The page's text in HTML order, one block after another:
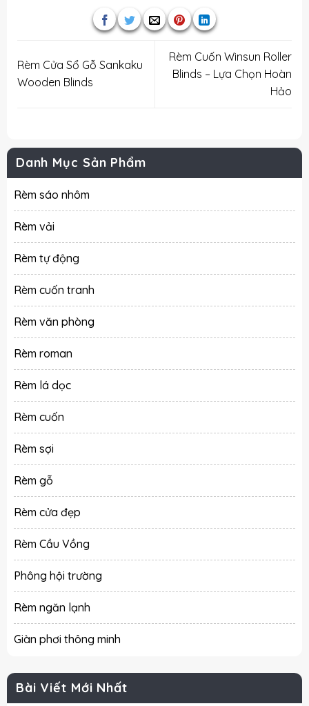
Rèm Cửa Sổ Gỗ Sankaku
Wooden Blinds
Rèm Cuốn Winsun Roller
Blinds – Lựa Chọn Hoàn
Hảo
Danh Mục Sản Phẩm
Rèm sáo nhôm
Rèm vải
Rèm tự động
Rèm cuốn tranh
Rèm văn phòng
Rèm roman
Rèm lá dọc
Rèm cuốn
Rèm sợi
Rèm gỗ
Rèm cửa đẹp
Rèm Cầu Vồng
Phông hội trường
Rèm ngăn lạnh
Giàn phơi thông minh
Bài Viết Mới Nhất